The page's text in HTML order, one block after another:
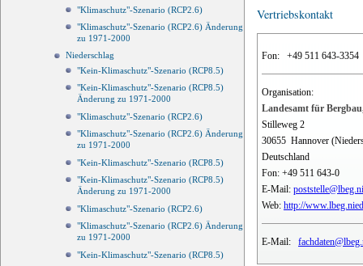
"Klimaschutz"-Szenario (RCP2.6)
"Klimaschutz"-Szenario (RCP2.6) Änderung
zu 1971-2000
Niederschlag
"Kein-Klimaschutz"-Szenario (RCP8.5)
"Kein-Klimaschutz"-Szenario (RCP8.5)
Änderung zu 1971-2000
"Klimaschutz"-Szenario (RCP2.6)
"Klimaschutz"-Szenario (RCP2.6) Änderung
zu 1971-2000
"Kein-Klimaschutz"-Szenario (RCP8.5)
"Kein-Klimaschutz"-Szenario (RCP8.5)
Änderung zu 1971-2000
"Klimaschutz"-Szenario (RCP2.6)
"Klimaschutz"-Szenario (RCP2.6) Änderung
zu 1971-2000
"Kein-Klimaschutz"-Szenario (RCP8.5)
Vertriebskontakt
Fon: +49 511 643-3354
Organisation:
Landesamt für
Stilleweg 2
30655 Hannover
Deutschland
Fon: +49 511 643-0
E-Mail:
Web: http://
E-Mail: